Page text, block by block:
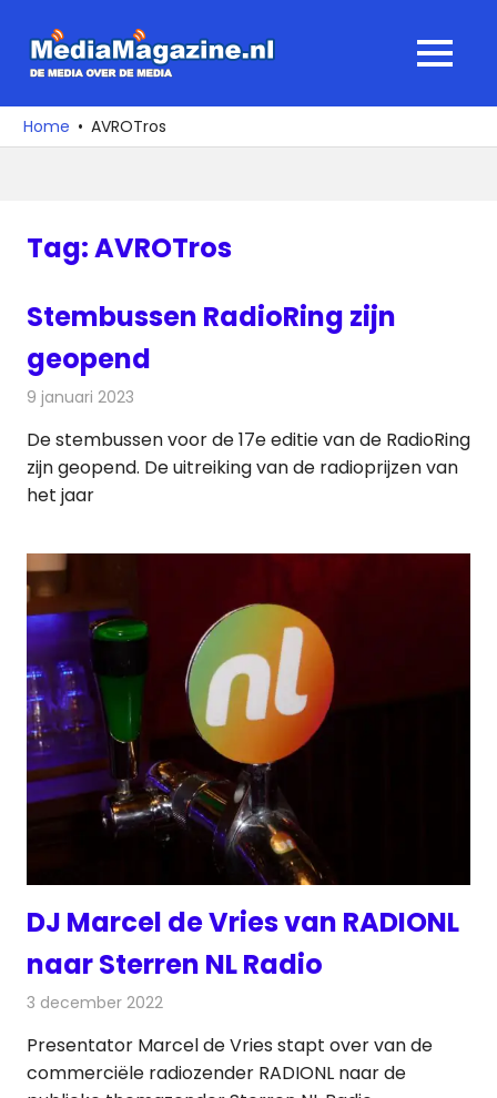
naar
media
over
MENU
Home AVROTros
Tag:AVROTros
Stembussen RadioRing zijn
geopend
9 januari 2023
De stembussen voor de 17e editie van de RadioRing
zijn geopend. De uitreiking van de radioprijzen van
het jaar
DJ Marcel de Vries van RADIONL
naar Sterren NL Radio
3 december 2022
Presentator Marcel de Vries stapt over van de
commerciële radiozender RADIONL naar de